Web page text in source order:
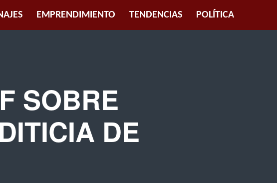
EMPRENDIMIENTO TENDENCIAS POLÍTICA
SOBRE
DE